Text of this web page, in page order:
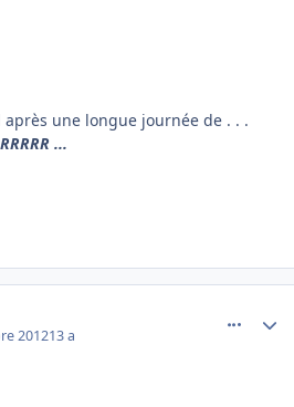
une longue journée de . . .
...
201213 a